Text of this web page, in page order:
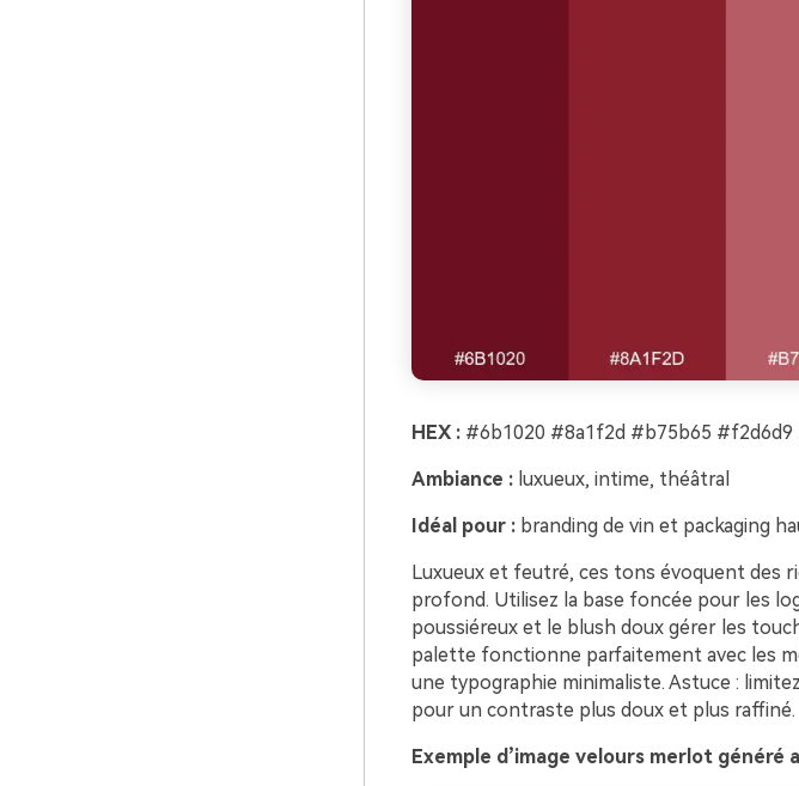
HEX :#6b1020 #8a1f2d #b75b65 #f2d6d9
Ambiance :luxueux, intime, théâtral
Idéal pour :branding de vin et packaging
Luxueux et feutré, ces tons évoquent des
profond. Utilisez la base foncée pour les
poussiéreux et le blush doux gérer les
palette fonctionne parfaitement avec les
une typographie minimaliste. Astuce :
pour un contraste plus doux et plus raffiné.
Exemple d’image velours merlot généré